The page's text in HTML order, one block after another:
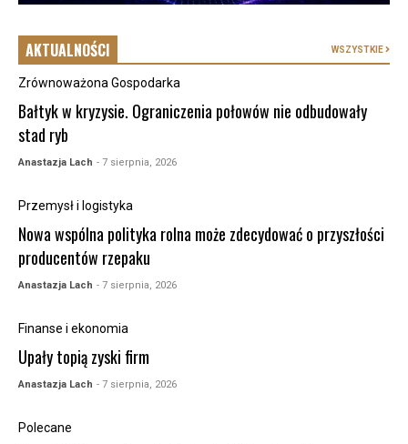
AKTUALNOŚCI WSZYSTKIE
Zrównoważona Gospodarka
Bałtyk w kryzysie. Ograniczenia połowów nie odbudowały
stad ryb
Anastazja Lach - 7 sierpnia, 2026
Przemysł i logistyka
Nowa wspólna polityka rolna może zdecydować o przyszłości
producentów rzepaku
Anastazja Lach - 7 sierpnia, 2026
Finanse i ekonomia
Upały topią zyski firm
Anastazja Lach - 7 sierpnia, 2026
Polecane